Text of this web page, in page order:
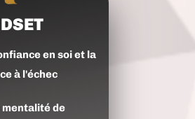
en soi et la
à l'échec
de